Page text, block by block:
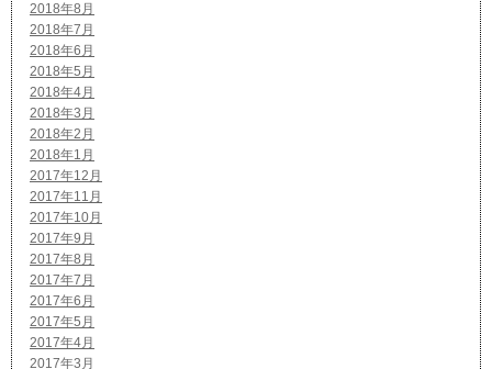
2018年8月
2018年7月
2018年6月
2018年5月
2018年4月
2018年3月
2018年2月
2018年1月
2017年12月
2017年11月
2017年10月
2017年9月
2017年8月
2017年7月
2017年6月
2017年5月
2017年4月
2017年3月